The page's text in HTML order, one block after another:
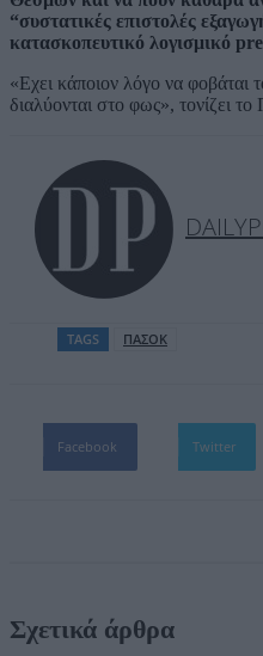
“συστατικές επιστολές
κατασκοπευτικό λογισμικό
«Eχει κάποιον λόγο να
διαλύονται στο φως», τονίζει
TAGS ΠΑΣΟΚ
Facebook Twitter
Σχετικά άρθρα